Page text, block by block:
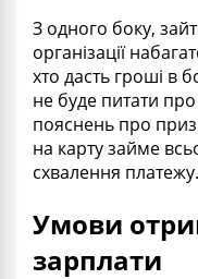
З одного боку,
організації
хто дасть гроші в
не буде питати про
пояснень про
на карту займе
схвалення платежу.
Умови
зарплати